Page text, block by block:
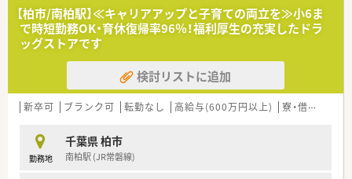
【想定されるモデル年収】
■35歳の入社10年目となる社員のモデル年収は610万円となっ
ており、安定した給与アップが見込める環境です。
■45歳の経験20年で薬局長を務める場合のモデル年収は730万
円であり、実績に応じた高待遇が用意されます。
■年収が550万円を超える場合は20時間分の固定残業代が含ま
れる設定となり、上限710万円まで目指せます。
【職場環境と雰囲気】
■正社員の店舗異動は基本的に発生しないため、腰を据えて1つ
の地域や店舗で長く勤務を続けることが可能です。
【柏市/南柏駅】≪キャリアアップと子育ての両立を≫小6ま
で時短勤務OK・育休復帰率96％！福利厚生の充実したドラ
ッグストアです
検討リストに追加
新卒可 ブランク可 転勤なし 高給与(600万円以上) 寮・借上社宅あり
勤務地
千葉県 柏市
南柏駅 (JR常磐線)